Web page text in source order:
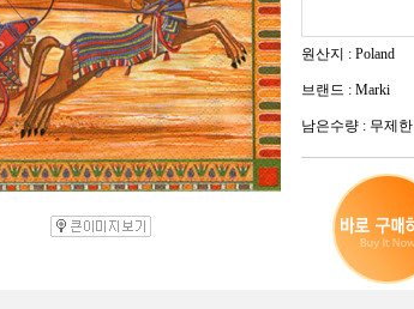
원산지 : Poland
브랜드 : Marki
남은수량 : 무제한